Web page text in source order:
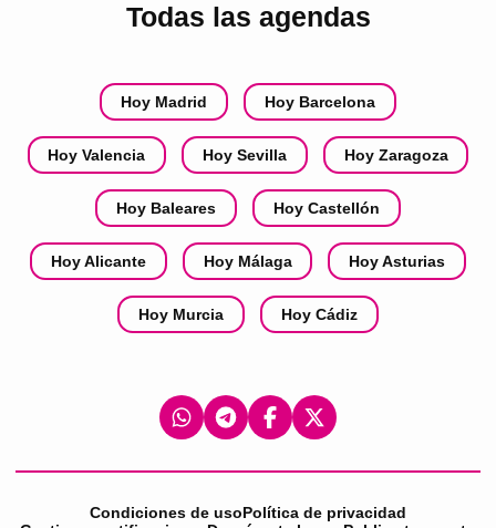
Todas las agendas
Hoy Madrid Hoy Barcelona
Hoy Valencia Hoy Sevilla Hoy Zaragoza
Hoy Baleares Hoy Castellón
Hoy Alicante Hoy Málaga Hoy Asturias
Hoy Murcia Hoy Cádiz
Condiciones de usoPolítica de privacidad